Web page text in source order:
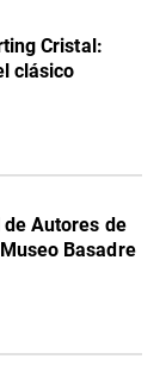
Cristal:
clásico
de Autores de
Basadre